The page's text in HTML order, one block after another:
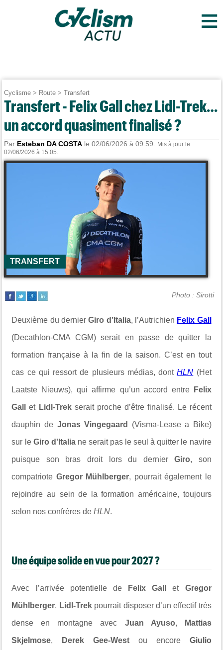
≡
Cyclisme > Route >Transfert
Transfert - Felix Gall chez Lidl-Trek…
un accord quasiment finalisé ?
Par Esteban DA COSTA le 02/06/2026 à 09:59.
Mis à jour le
02/06/2026 à 15:05.
TRANSFERT
Photo : Sirotti
Deuxième du dernierGiro d’Italia, l’Autrichien Felix Gall
(Decathlon-CMA CGM) serait en passe de quitter la
formation française à la fin de la saison. C’est en tout
cas ce qui ressort de plusieurs médias, dontHLN (Het
Laatste Nieuws), qui affirme qu’un accord entre Felix
Gall et Lidl-Trekserait proche d’être finalisé. Le récent
dauphin de Jonas Vingegaard (Visma-Lease a Bike)
sur le Giro d'Italiane serait pas le seul à quitter le navire
puisque son bras droit lors du dernierGiro, son
compatriote Gregor Mühlberger, pourrait également le
rejoindre au sein de la formation américaine, toujours
selon nos confrères deHLN.
Une équipe solide en vue pour 2027 ?
Avec l’arrivée potentielle de Felix Gall et Gregor
Mühlberger, Lidl-Trekpourrait disposer d’un effectif très
dense en montagne avec Juan Ayuso, Mattias
Skjelmose, Derek Gee-West ou encore Giulio